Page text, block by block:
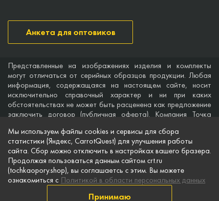
Анкета для оптовиков
Представленные на изображениях изделия и комплекты
могут отличаться от серийных образцов продукции. Любая
информация, содержащаяся на настоящем сайте, носит
исключительно справочный характер и ни при каких
обстоятельствах не может быть расценена как предложение
заключить договор (публичная оферта). Компания Точка
точности и полноты информации на веб-сайте, а также по
поводу беспрепятственного доступа к нему в любое время.
Технические характеристики и комплектация изделий,
указанные на сайте, приведены для примера и могут быть
изменены в любое время без предварительного уведомления.
© Точка опоры, 2021–2026
Мы используем файлы cookies и сервисы для сбора
статистики (Яндекс, CarrotQuest) для улучшения работы
сайта. Сбор можно отключить в настройках вашего бразера.
Продолжая пользоваться данным сайтом crt.ru
(tochkaopory.shop), вы соглашаетсь с этим. Вы можете
ознакомиться с Политикой в области персональных данных
Принимаю